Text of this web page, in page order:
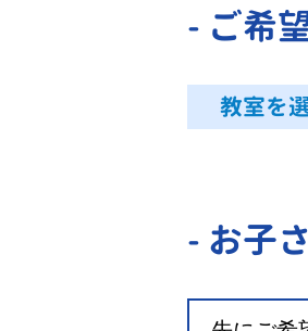
- ご希
教室を
- お子